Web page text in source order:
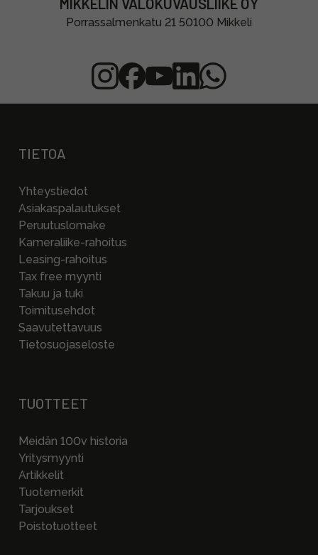
MIKKELIN VALOKUVAUSLIIKE OY
Porrassalmenkatu 21 50100 Mikkeli
TIETOA
Yhteystiedot
Asiakaspalautukset
Peruutuslomake
Kameraliike-rahoitus
Leasing-rahoitus
Tax free myynti
Takuu ja tuki
Toimitusehdot
Saavutettavuus
Tietosuojaseloste
TUOTTEET
Meidän 100v historia
Yritysmyynti
Artikkelit
Tuotemerkit
Tarjoukset
Poistotuotteet